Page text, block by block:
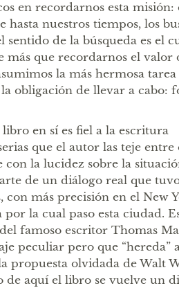
en recordarnos esta misión:
hasta nuestros tiempos, los
de la búsqueda es el
más que recordarnos el valor
la más hermosa tarea
obligación de llevar a cabo:
en sí es fiel a la escritura
que el autor las teje entre
la lucidez sobre la
de un diálogo real que
con más precisión en el New
la cual paso esta ciudad.
famoso escritor Thomas
peculiar pero que “hereda”
propuesta olvidada de Walt
de aquí el libro se vuelve un